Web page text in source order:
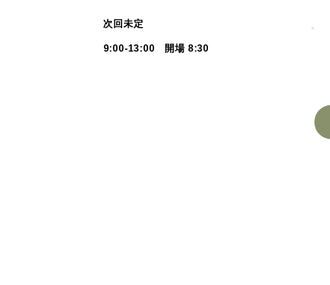
次回未定
9:00-13:00 開場 8:30